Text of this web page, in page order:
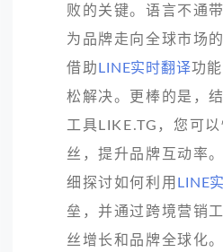
败的关键。语言不通
为品牌走向全球市场
借助 LINE实时翻译功
松解决。更棒的是，
工具LIKE.TG，您可
丝，提升品牌互动率
细探讨如何利用 LINE
垒，并通过跨境营销
丝增长和品牌全球化。